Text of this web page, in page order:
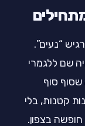
“נעים”.
שם ללגמרי
סוף
קטנות, בלי
בצפון.